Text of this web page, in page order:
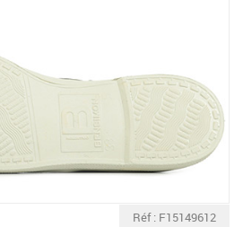
Réf : F15149612